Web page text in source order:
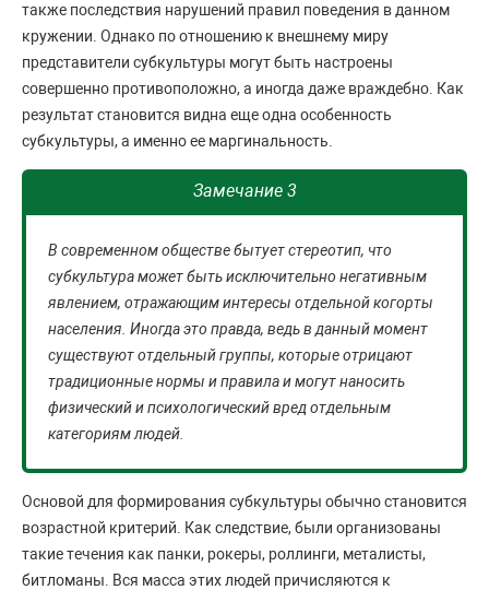
также последствия нарушений правил поведения в данном
кружении. Однако по отношению к внешнему миру
представители субкультуры могут быть настроены
совершенно противоположно, а иногда даже враждебно. Как
результат становится видна еще одна особенность
субкультуры, а именно ее маргинальность.
Замечание 3
В современном обществе бытует стереотип, что
субкультура может быть исключительно негативным
явлением, отражающим интересы отдельной когорты
населения. Иногда это правда, ведь в данный момент
существуют отдельный группы, которые отрицают
традиционные нормы и правила и могут наносить
физический и психологический вред отдельным
категориям людей.
Основой для формирования субкультуры обычно становится
возрастной критерий. Как следствие, были организованы
такие течения как панки, рокеры, роллинги, металисты,
битломаны. Вся масса этих людей причисляются к